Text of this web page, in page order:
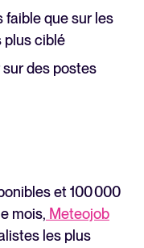
faible que sur les
plus ciblé
des postes
et 100 000
mois, Meteojob
les plus